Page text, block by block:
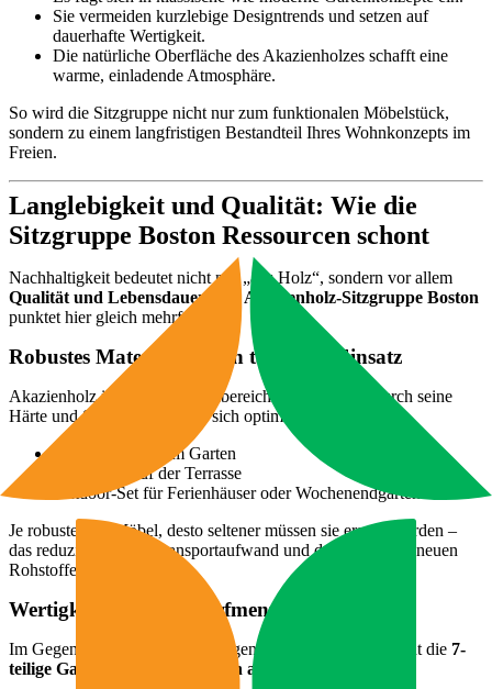
Sie vermeiden kurzlebige Designtrends und setzen auf
dauerhafte Wertigkeit.
Die natürliche Oberfläche des Akazienholzes schafft eine
warme, einladende Atmosphäre.
So wird die Sitzgruppe nicht nur zum funktionalen Möbelstück,
sondern zu einem langfristigen Bestandteil Ihres Wohnkonzepts im
Freien.
Langlebigkeit und Qualität: Wie die
Sitzgruppe Boston Ressourcen schont
Nachhaltigkeit bedeutet nicht nur „aus Holz“, sondern vor allem
Qualität und Lebensdauer . DieAkazienholz-Sitzgruppe Boston
punktet hier gleich mehrfach:
Robustes Material für den täglichen Einsatz
Akazienholz ist für den Außenbereich prädestiniert. Durch seine
Härte und Stabilität eignet es sich optimal als:
Esstischgarnitur im Garten
Sitzgruppe auf der Terrasse
Outdoor-Set für Ferienhäuser oder Wochenendgärten
Je robuster die Möbel, desto seltener müssen sie ersetzt werden –
das reduziert Abfall, Transportaufwand und den Bedarf an neuen
Rohstoffen.
Wertigkeit statt Wegwerfmentalität
Im Gegensatz zu vielen kurzlebigen Kunststoffmöbeln steht die 7-
teilige Gartensitzgruppe Boston aus Akazienholz